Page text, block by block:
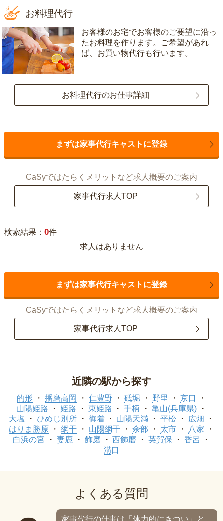
お料理代行
お客様のお宅でお客様のご要望に沿っ
たお料理を作ります。ご希望があれ
ば、お買い物代行も行います。
お料理代行のお仕事詳細
まずは家事代行キャストに登録
CaSyではたらくメリットなど求人概要のご案内
家事代行求人TOP
検索結果： 0件
求人はありません
まずは家事代行キャストに登録
CaSyではたらくメリットなど求人概要のご案内
家事代行求人TOP
近隣の駅から探す
的形 播磨高岡 仁豊野 砥堀 野里
京口
山陽姫路
姫路 東姫路 手柄
亀山(兵庫県)
大塩
ひめじ別所 御着 山陽天満 平松
広畑
はりま勝原
網干 山陽網干 余部 太市
八家
白浜の宮
妻鹿 飾磨 西飾磨 英賀保
香呂
溝口
よくある質問
家事代行の仕事は「体力的にきつい」と